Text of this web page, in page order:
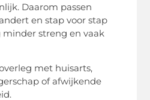
Daarom passen
en stap voor stap
streng en vaak
met huisarts,
of afwijkende